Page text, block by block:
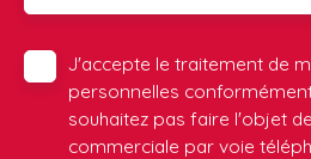
J'accepte le traitement de
personnelles conformément
souhaitez pas faire l'objet
commerciale par voie